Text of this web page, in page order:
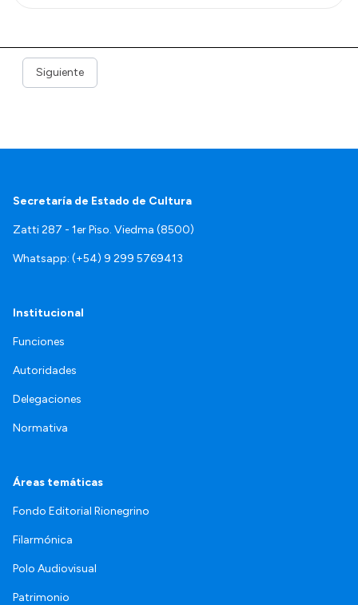
Siguiente
Secretaría de Estado de Cultura
Zatti 287 - 1er Piso. Viedma (8500)
Whatsapp: (+54) 9 299 5769413
Institucional
Funciones
Autoridades
Delegaciones
Normativa
Áreas temáticas
Fondo Editorial Rionegrino
Filarmónica
Polo Audiovisual
Patrimonio